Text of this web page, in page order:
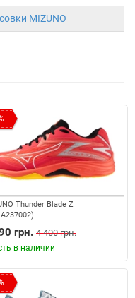
MIZUNO
Thunder Blade Z
грн. 4 400 грн.
в наличии